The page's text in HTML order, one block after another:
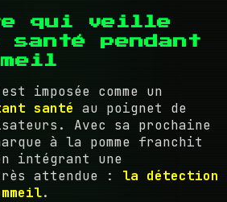
qui veille
pendant
imposée comme un
santé au poignet de
Avec sa prochaine
à la pomme franchit
intégrant une
attendue : la détection
.